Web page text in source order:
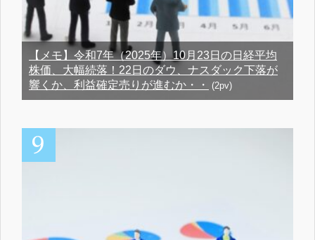
【メモ】令和7年（2025年）10月23日の日経平均
株価、大幅続落！22日のダウ、ナスダック下落が
響くか、利益確定売りが進むか・・
(2pv)